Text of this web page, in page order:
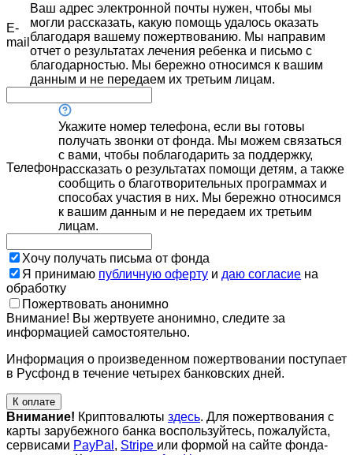
E-
mail
Ваш адрес электронной почты нужен, чтобы мы
могли рассказать, какую помощь удалось оказать
благодаря вашему пожертвованию. Мы направим
отчет о результатах лечения ребенка и письмо с
благодарностью. Мы бережно относимся к вашим
данным и не передаем их третьим лицам.
Телефон
Укажите номер телефона, если вы готовы
получать звонки от фонда. Мы можем связаться
с вами, чтобы поблагодарить за поддержку,
рассказать о результатах помощи детям, а также
сообщить о благотворительных программах и
способах участия в них. Мы бережно относимся
к вашим данным и не передаем их третьим
лицам.
Хочу получать письма от фонда
Я принимаю публичную оферту и даю согласие на
обработку
Пожертвовать анонимно
Внимание! Вы жертвуете анонимно, следите за
информацией самостоятельно.
Информация о произведенном пожертвовании поступает
в Русфонд в течение четырех банковских дней.
К оплате
Внимание! Криптовалюты здесь. Для пожертвования с
карты зарубежного банка воспользуйтесь, пожалуйста,
сервисами PayPal , Stripe или формой на сайте фонда-